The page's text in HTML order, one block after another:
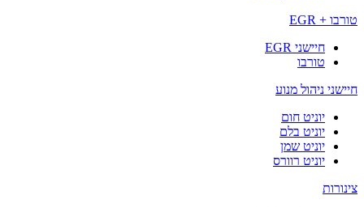
טורבו + EGR
חיישני EGR
טורבו
חיישני ניהול מנוע
יוניט חום
יוניט בלם
יוניט שמן
יוניט רוורס
צינורות